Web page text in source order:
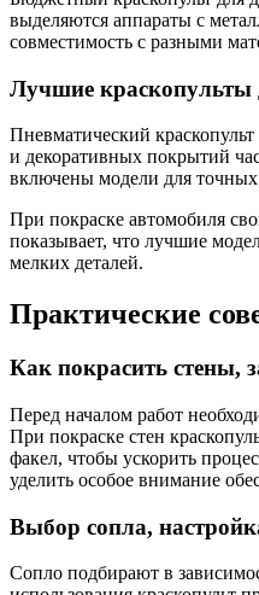
выделяются аппараты с
совместимость с разными
Лучшие краскопульты
Пневматический
и декоративных покрытий
включены модели для точных
При покраске автомобиля
показывает, что лучшие
мелких деталей.
Практические
Как покрасить стены,
Перед началом работ
При покраске стен
факел, чтобы ускорить
уделить особое внимание
Выбор сопла,
Сопло подбирают в